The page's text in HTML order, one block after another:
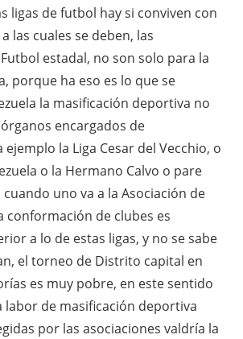
ligas de futbol hay si conviven con
las cuales se deben, las
estadal, no son solo para la
porque ha eso es lo que se
la masificación deportiva no
encargados de
la Liga Cesar del Vecchio, o
o la Hermano Calvo o pare
uno va a la Asociación de
conformación de clubes es
a lo de estas ligas, y no se sabe
el torneo de Distrito capital en
es muy pobre, en este sentido
labor de masificación deportiva
por las asociaciones valdría la